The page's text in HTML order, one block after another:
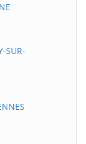
SUR-